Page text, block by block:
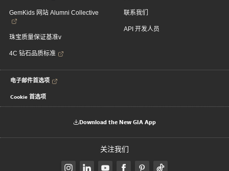
GemKids 网站 Alumni Collective
珠宝质量保证基准v
4C 钻石品质标准
联系我们
API 开发人员
电子邮件首选项
Cookie 首选项
Download the New GIA App
关注我们